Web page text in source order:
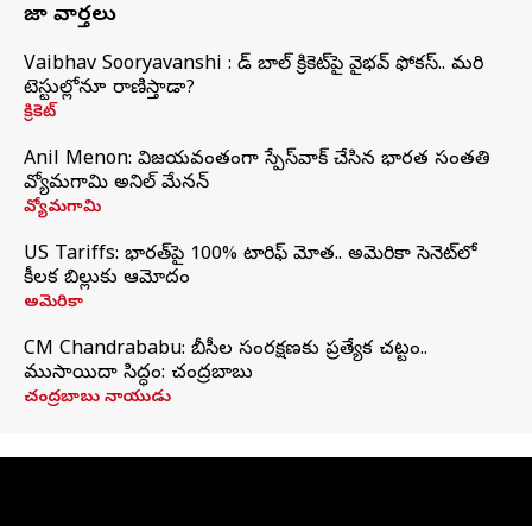
తాజా వార్తలు
Vaibhav Sooryavanshi : రెడ్ బాల్ క్రికెట్‌పై వైభవ్ ఫోకస్.. మరి
టెస్టుల్లోనూ రాణిస్తాడా?
క్రికెట్
Anil Menon: విజయవంతంగా స్పేస్‌వాక్‌ చేసిన భారత సంతతి
వ్యోమగామి అనిల్‌ మేనన్
వ్యోమగామి
US Tariffs: భారత్‌పై 100% టారిఫ్‌ మోత.. అమెరికా సెనెట్‌లో
కీలక బిల్లుకు ఆమోదం
అమెరికా
CM Chandrababu: బీసీల సంరక్షణకు ప్రత్యేక చట్టం..
ముసాయిదా సిద్ధం: చంద్రబాబు
చంద్రబాబు నాయుడు